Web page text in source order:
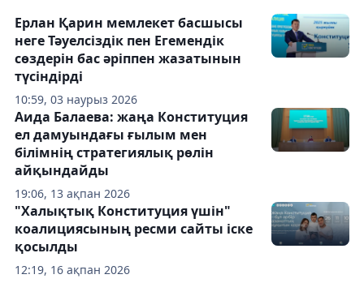
10:59, 03 наурыз 2026
Ерлан Қарин мемлекет басшысы
неге Тәуелсіздік пен Егемендік
сөздерін бас әріппен жазатынын
түсіндірді
19:06, 13 ақпан 2026
Аида Балаева: жаңа Конституция
ел дамуындағы ғылым мен
білімнің стратегиялық рөлін
айқындайды
12:19, 16 ақпан 2026
"Халықтық Конституция үшін"
коалициясының ресми сайты іске
қосылды